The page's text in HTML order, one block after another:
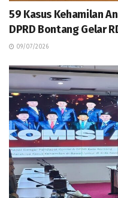
59 Kasus Kehamilan
DPRD Bontang Gelar
09/07/2026